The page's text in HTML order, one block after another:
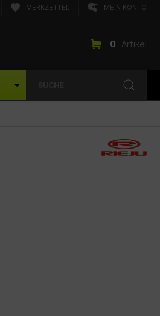
Folge
MERKZETTEL MEIN KONTO
0 Artikel